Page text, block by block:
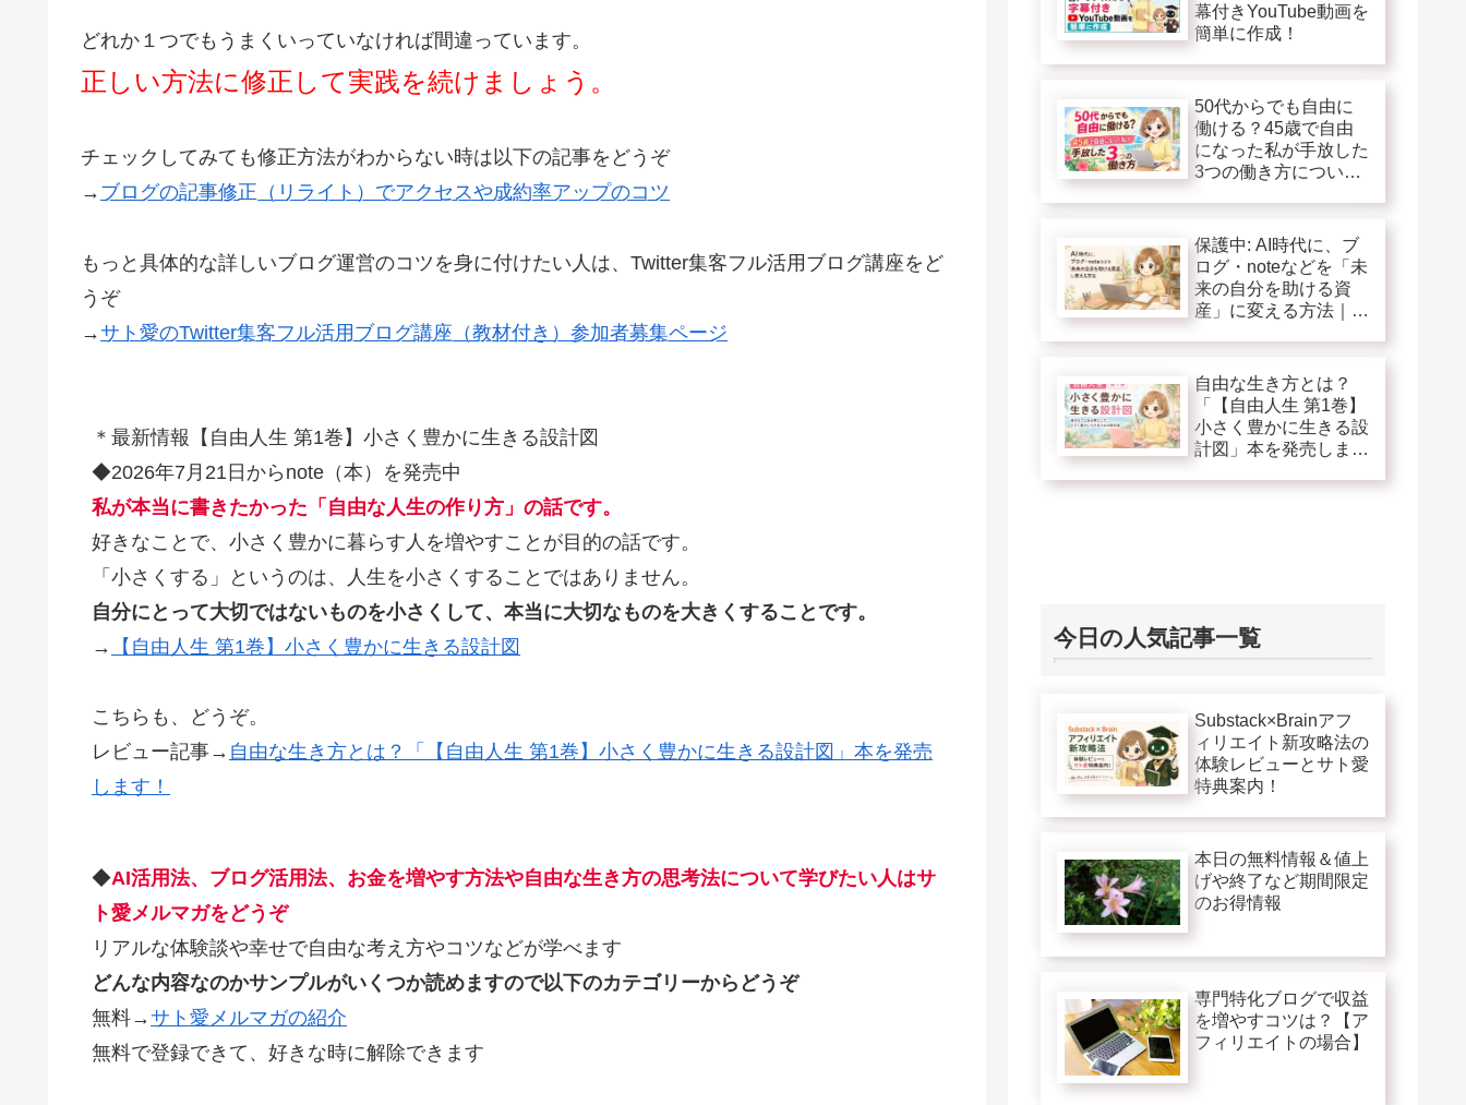
どれか１つでもうまくいっていなければ間違っています。
正しい方法に修正して実践を続けましょう。
チェックしてみても修正方法がわからない時は以下の記事をどうぞ
→ ブログの記事修正（リライト）でアクセスや成約率アップのコツ
もっと具体的な詳しいブログ運営のコツを身に付けたい人は、Twitter集客フル活用ブログ講座をど
うぞ
→サト愛のTwitter集客フル活用ブログ講座（教材付き）参加者募集ページ
＊最新情報【自由人生 第1巻】小さく豊かに生きる設計図
◆2026年7月21日からnote（本）を発売中
私が本当に書きたかった「自由な人生の作り方」の話です。
好きなことで、小さく豊かに暮らす人を増やすことが目的の話です。
「小さくする」というのは、人生を小さくすることではありません。
自分にとって大切ではないものを小さくして、本当に大切なものを大きくすることです。
→
【自由人生 第1巻】小さく豊かに生きる設計図
こちらも、どうぞ。
レビュー記事→ 自由な生き方とは？「【自由人生 第1巻】小さく豊かに生きる設計図」本を発売
します！
◆AI活用法、ブログ活用法、お金を増やす方法や自由な生き方の思考法について学びたい人はサ
ト愛メルマガをどうぞ
リアルな体験談や幸せで自由な考え方やコツなどが学べます
どんな内容なのかサンプルがいくつか読めますので以下のカテゴリーからどうぞ
無料→サト愛メルマガの紹介
無料で登録できて、好きな時に解除できます
幕付きYouTube動画を
簡単に作成！
50代からでも自由に
働ける？45歳で自由
になった私が手放した
3つの働き方につい
保護中: AI時代に、ブ
ログ・noteなどを「未
来の自分を助ける資
産」に変える方法｜自
自由な生き方とは？
「【自由人生 第1巻】
小さく豊かに生きる設
計図」本を発売しま
今日の人気記事一覧
Substack×Brainアフ
ィリエイト新攻略法の
体験レビューとサト愛
特典案内！
本日の無料情報＆値上
げや終了など期間限定
のお得情報
専門特化ブログで収益
を増やすコツは？【ア
フィリエイトの場合】